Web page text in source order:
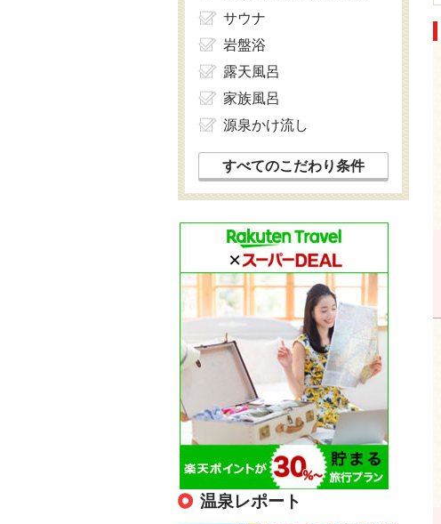
サウナ
岩盤浴
露天風呂
家族風呂
源泉かけ流し
すべてのこだわり条件
温泉レポート